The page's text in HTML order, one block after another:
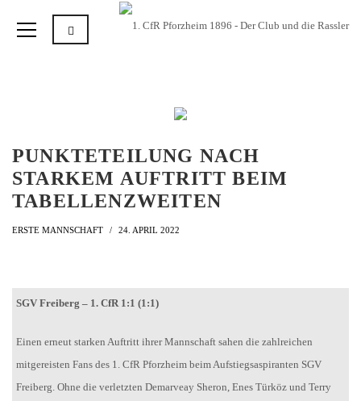
PUNKTETEILUNG NACH
STARKEM AUFTRITT BEIM
TABELLENZWEITEN
ERSTE MANNSCHAFT 24. APRIL 2022
SGV Freiberg – 1. CfR 1:1 (1:1)
Einen erneut starken Auftritt ihrer Mannschaft sahen die zahlreichen
mitgereisten Fans des 1. CfR Pforzheim beim Aufstiegsaspiranten SGV
Freiberg. Ohne die verletzten Demarveay Sheron, Enes Türköz und Terry